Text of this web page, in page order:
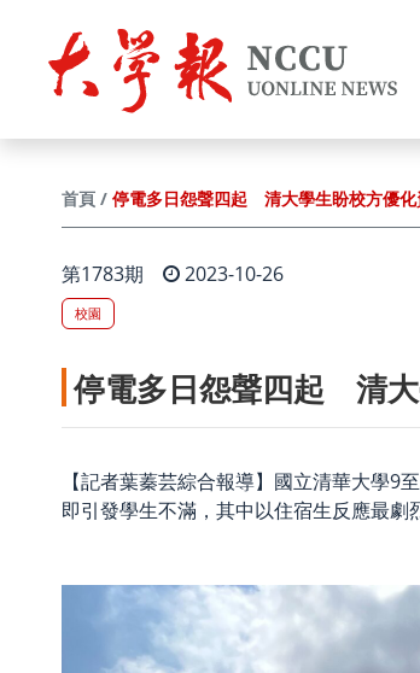
首頁 停電多日怨聲四起 清大學生盼校方優化
第1783期 2023-10-26
校園
停電多日怨聲四起 清
【記者葉蓁芸綜合報導】國立清華大學
即引發學生不滿，其中以住宿生反應最劇